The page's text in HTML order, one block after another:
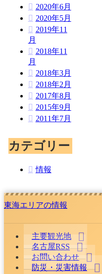
2020年6月
2020年5月
2019年11
月
2018年11
月
2018年3月
2018年2月
2017年8月
2015年9月
2011年7月
カテゴリー
情報
東海エリアの情報
主要観光地
名古屋RSS
お問い合わせ
防災・災害情報